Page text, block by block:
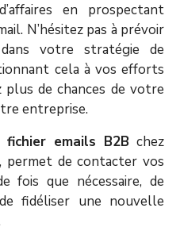
en prospectant
N’hésitez pas à prévoir
dans votre stratégie de
cela à vos efforts
de chances de votre
entreprise.
fichier emails B2Bchez
, permet de contacter vos
fois que nécessaire, de
fidéliser une nouvelle